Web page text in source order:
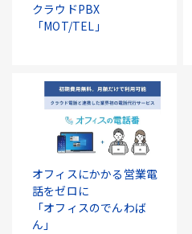
クラウドPBX
「MOT/TEL」
オフィスにかかる営業電
話をゼロに
「オフィスのでんわば
ん」